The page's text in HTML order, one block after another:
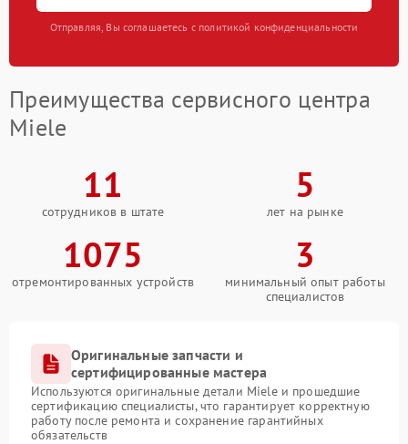
Отправляя, Вы соглашаетесь с политикой конфиденциальности
Преимущества сервисного центра
Miele
11
сотрудников в штате
5
лет на рынке
1075
отремонтированных устройств
3
минимальный опыт работы
специалистов
Оригинальные запчасти и
сертифицированные мастера
Используются оригинальные детали Miele и прошедшие
сертификацию специалисты, что гарантирует корректную
работу после ремонта и сохранение гарантийных
обязательств